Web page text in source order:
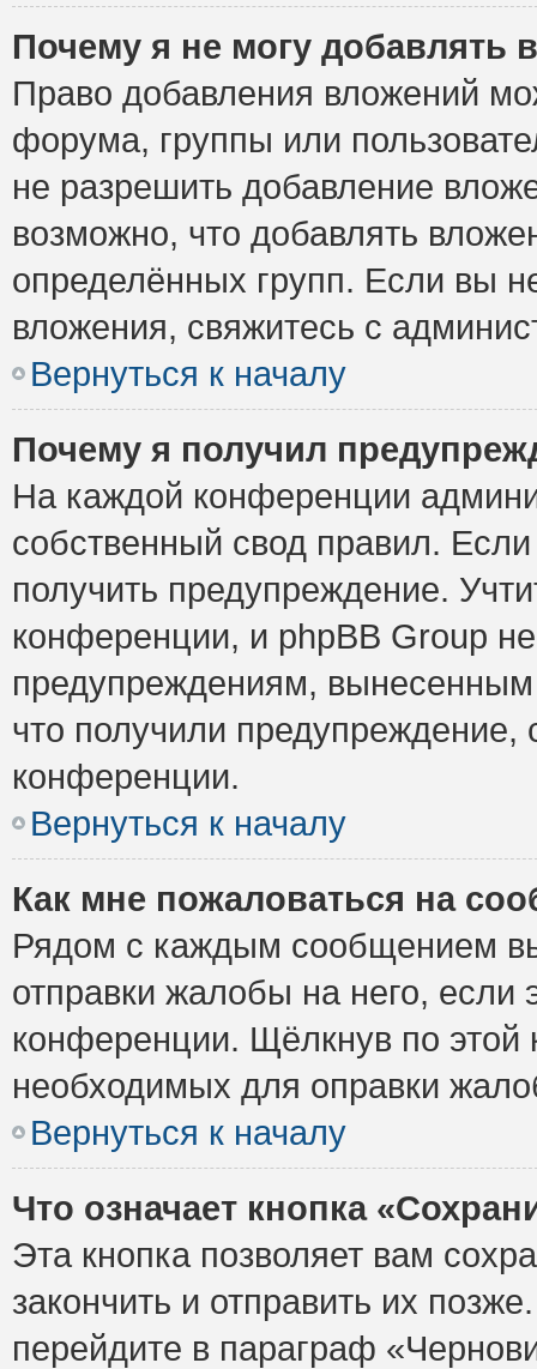
Почему я не могу добавлять
Право добавления вложений
форума, группы или
не разрешить добавление
возможно, что добавлять
определённых групп. Если вы
вложения, свяжитесь с
Вернуться к началу
Почему я получил
На каждой конференции
собственный свод правил.
получить предупреждение.
конференции, и phpBB Group
предупреждениям,
что получили предупреждение,
конференции.
Вернуться к началу
Как мне пожаловаться на
Рядом с каждым сообщением
отправки жалобы на него,
конференции. Щёлкнув по этой
необходимых для оправки
Вернуться к началу
Что означает кнопка
Эта кнопка позволяет вам
закончить и отправить их
перейдите в параграф